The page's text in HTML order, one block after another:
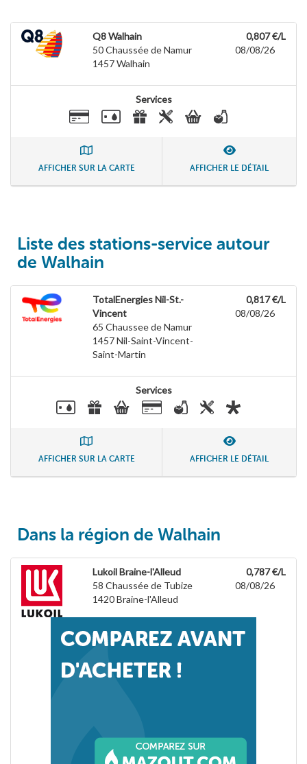
Q8 Walhain
50 Chaussée de Namur
1457Walhain
0,807 €/L
08/08/26
Services
AFFICHER SUR LA CARTE AFFICHER LE DÉTAIL
Liste des stations-service autour
de Walhain
TotalEnergies Nil-St.-
Vincent
65 Chaussee de Namur
1457Nil-Saint-Vincent-
Saint-Martin
0,817 €/L
08/08/26
Services
AFFICHER SUR LA CARTE AFFICHER LE DÉTAIL
Dans la région de Walhain
Lukoil Braine-l'Alleud
58 Chaussée de Tubize
1420Braine-l'Alleud
0,787 €/L
08/08/26